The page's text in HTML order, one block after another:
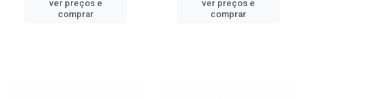
ver preços e
comprar
ver preços e
comprar